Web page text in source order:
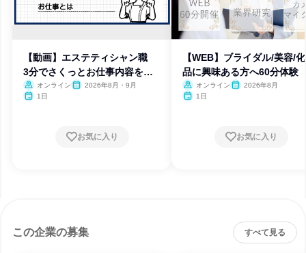
【動画】エステティシャン職
3分でさくっとお仕事内容を知
ろうオンライン
2026年8月・9月
1日
お気に入り
【WEB】ブライダル/美容/
品に興味ある方へ60分体験
オンライン
2026年8月
1日
お気に入り
この企業の募集 すべて見る